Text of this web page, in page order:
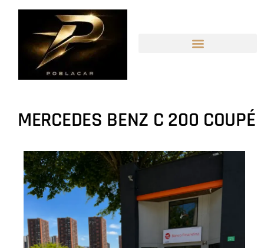
MERCEDES BENZ C 200 COUPÉ